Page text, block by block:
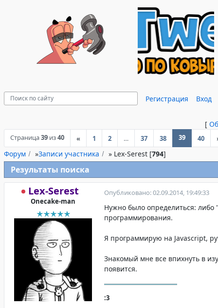
Регистрация Вход
[
Страница39 из40 « 1 2 … 37 38 39 40
Форум »Записи участника » Lex-Serest [794]
Результаты поиска
Lex-Serest
Onecake-man
Опубликовано: 02.09.2014, 19:49:33
Нужно было определиться: либо
программирования.
Я программирую на Javascript,
Знакомый мне все впихнуть в
появится.
:3